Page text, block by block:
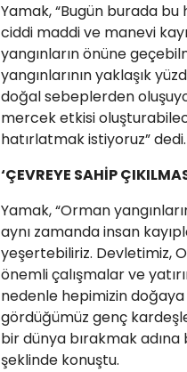
Yamak, “Bugün burada
ciddi maddi ve manevi
yangınların önüne
yangınlarının yaklaşık
doğal sebeplerden
mercek etkisi
hatırlatmak istiyoruz” dedi.
‘ÇEVREYE SAHİP
Yamak, “Orman
aynı zamanda insan
yeşertebiliriz. Devletimiz,
önemli çalışmalar ve
nedenle hepimizin doğaya
gördüğümüz genç
bir dünya bırakmak
şeklinde konuştu.